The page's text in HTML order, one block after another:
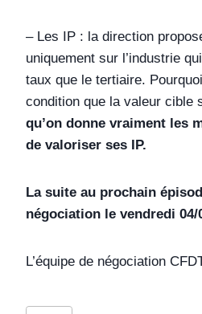
– Les IP : la direction
uniquement sur l’industrie
taux que le tertiaire.
condition que la valeur cible
qu’on donne vraiment les
de valoriser ses IP.
La suite au prochain
négociation le vendredi 04/
L’équipe de négociation